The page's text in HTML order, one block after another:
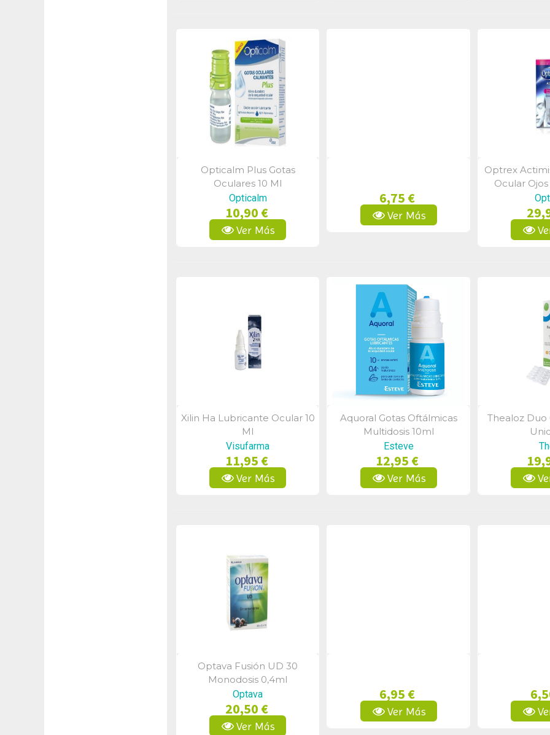
Vista Rápida
Opticalm Plus Gotas
Oculares 10 Ml
Opticalm
10,90 €
Ver Más
6,75 €
Ver Más
Optrex
Ocular Ojos
Vista Rápida
Xilin Ha Lubricante Ocular 10
Ml
Visufarma
11,95 €
Ver Más
Vista Rápida
Aquoral Gotas Oftálmicas
Multidosis 10ml
Esteve
12,95 €
Ver Más
Thealoz Duo
Vista Rápida
Optava Fusión UD 30
Monodosis 0,4ml
Optava
20,50 €
Ver Más
6,95 €
Ver Más